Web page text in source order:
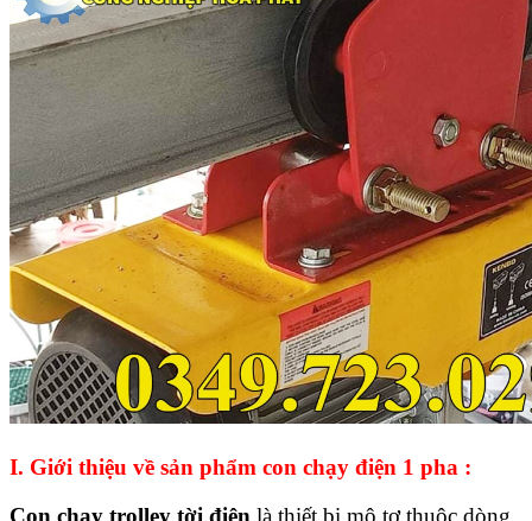
I. Giới thiệu về sản phẩm con chạy điện 1 pha :
Con chạy trolley tời điện là thiết bị mô tơ thuộc dòng